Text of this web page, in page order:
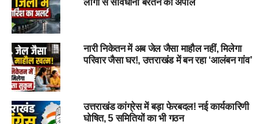
की संभावना है। इन जिलों के लिए भी येलो अलर्ट जारी किया गया है।
लोगों से सावधानी बरतने की अपील
नारी निकेतन में अब जेल जैसा माहौल नहीं, मिलेगा
परिवार जैसा घर!, उत्तराखंड में बन रहा ‘आलंबन गांव’
उत्तराखंड कांग्रेस में बड़ा फेरबदल! नई कार्यकारिणी
घोषित, 5 समितियों का भी गठन